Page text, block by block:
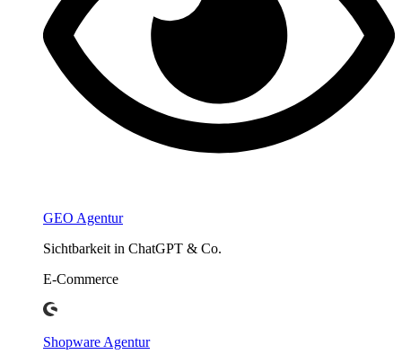
GEO Agentur
Sichtbarkeit in ChatGPT & Co.
E-Commerce
Shopware Agentur